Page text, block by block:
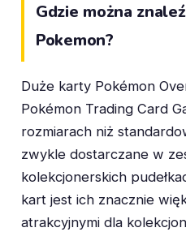
Gdzie można
Pokemon?
Duże karty Pokémon
Pokémon Trading Card
rozmiarach niż
zwykle dostarczane w
kolekcjonerskich
kart jest ich znacznie
atrakcyjnymi dla